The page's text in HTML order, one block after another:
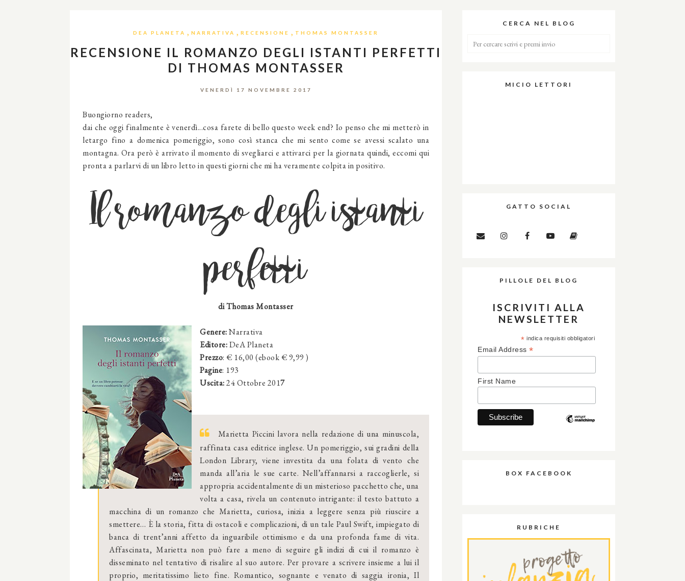
DEA PLANETA , NARRATIVA , RECENSIONE , THOMAS MONTASSER
RECENSIONE IL ROMANZO DEGLI ISTANTI PERFETTI
DI THOMAS MONTASSER
VENERDÌ 17 NOVEMBRE 2017
Buongiorno readers,
dai che oggi finalmente è venerdì...cosa farete di bello questo week end? Io penso che mi metterò in
letargo fino a domenica pomeriggio, sono così stanca che mi sento come se avessi scalato una
montagna. Ora però è arrivato il momento di svegliarci e attivarci per la giornata quindi, eccomi qui
pronta a parlarvi di un libro letto in questi giorni che mi ha veramente colpita in positivo.
Il romanzo degli istanti
perfetti
di Thomas Montasser
Genere:Narrativa
Editore:DeA Planeta
Prezzo: € 16,00 (ebook € 9,99 )
Pagine: 193
Uscita:24 Ottobre 2017
Marietta Piccini lavora nella redazione di una minuscola,
raffinata casa editrice inglese. Un pomeriggio, sui gradini della
London Library, viene investita da una folata di vento che
manda all’aria le sue carte. Nell’affannarsi a raccoglierle, si
appropria accidentalmente di un misterioso pacchetto che, una
volta a casa, rivela un contenuto intrigante: il testo battuto a
macchina di un romanzo che Marietta, curiosa, inizia a leggere senza più riuscire a
smettere… È la storia, fitta di ostacoli e complicazioni, di un tale Paul Swift, impiegato di
banca di trent’anni affetto da inguaribile ottimismo e da una profonda fame di vita.
Affascinata, Marietta non può fare a meno di seguire gli indizi di cui il romanzo è
disseminato nel tentativo di risalire al suo autore. Per provare a scrivere insieme a lui il
proprio, meritatissimo lieto fine. Romantico, sognante e venato di saggia ironia, Il
CERCA NEL BLOG
MICIO LETTORI
GATTO SOCIAL
PILLOLE DEL BLOG
ISCRIVITI ALLA
NEWSLETTER
* indica requisiti obbligatori
Email Address *
First Name
BOX FACEBOOK
RUBRICHE